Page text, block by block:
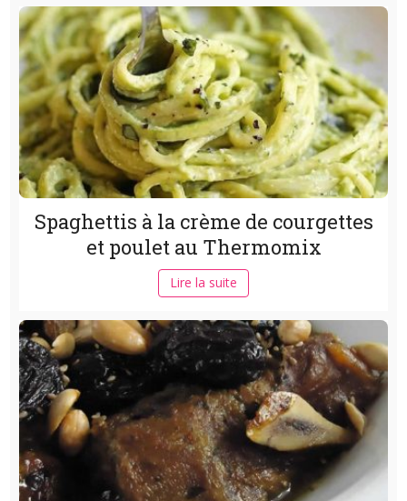
Spaghettis à la crème de courgettes
et poulet au Thermomix
Lire la suite